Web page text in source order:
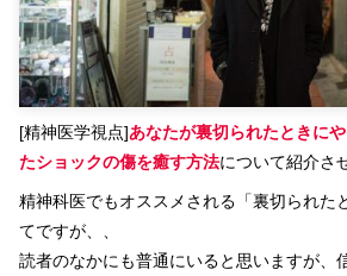
[精神医学視点]あなたが裏切られたときに
たショックの傷を癒す方法について紹介さ
精神科医でもオススメされる「裏切られた
てですが、、
読者のなかにも普通にいると思いますが、